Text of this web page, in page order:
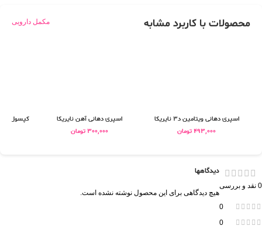
محصولات با کاربرد مشابه مکمل دارویی
اسپری دهانی ویتامین د3 نایریکا
493,000 تومان
اسپری دهانی آهن نایریکا
300,000 تومان
کپسول ویتامین د3
0 نقد و بررسی
0
0
دیدگاهها
هیچ دیدگاهی برای این محصول نوشته نشده است.